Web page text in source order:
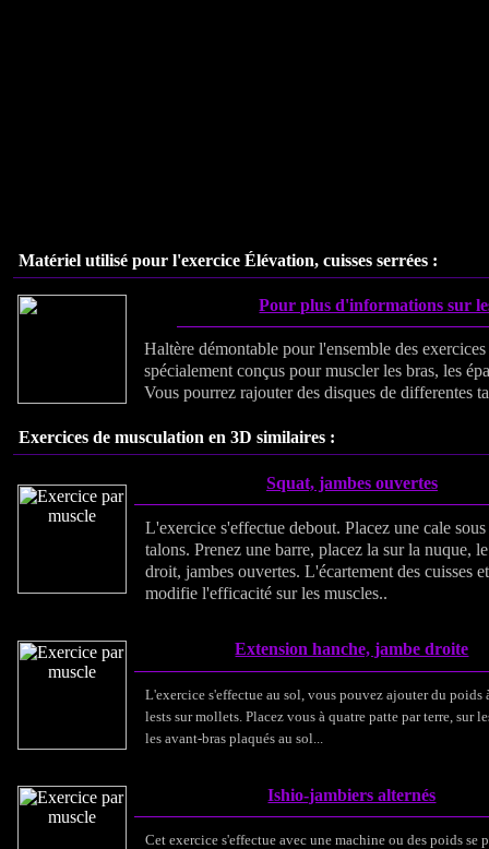
Matériel utilisé pour l'exercice Élévation, cuisses serrées :
Pour plus d'informations sur
Haltère démontable pour l'ensemble des
spécialement conçus pour muscler les bras, les
Vous pourrez rajouter des disques de differentes
Exercices de musculation en 3D similaires :
Squat, jambes ouvertes
L'exercice s'effectue debout. Placez une cale
talons. Prenez une barre, placez la sur la nuque,
droit, jambes ouvertes. L'écartement des cuisses
modifie l'efficacité sur les muscles..
Extension hanche, jambe droite
L'exercice s'effectue au sol, vous pouvez ajouter du poids
lests sur mollets. Placez vous à quatre patte par terre, sur
les avant-bras plaqués au sol...
Ishio-jambiers alternés
Cet exercice s'effectue avec une machine ou des poids se